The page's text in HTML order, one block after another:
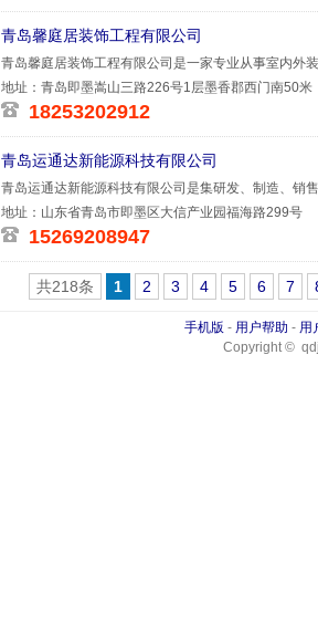
青岛馨庭居装饰工程有限公司
青岛馨庭居装饰工程有限公司是一家专业从事室内外
化企业，
地址：青岛即墨嵩山三路226号1层墨香郡西门南50米
18253202912
青岛运通达新能源科技有限公司
青岛运通达新能源科技有限公司是集研发、制造、销
的企业，已
地址：山东省青岛市即墨区大信产业园福海路299号
15269208947
共218条 1 2 3 4 5 6 7
手机版 - 用户帮助 - 用
Copyright ©